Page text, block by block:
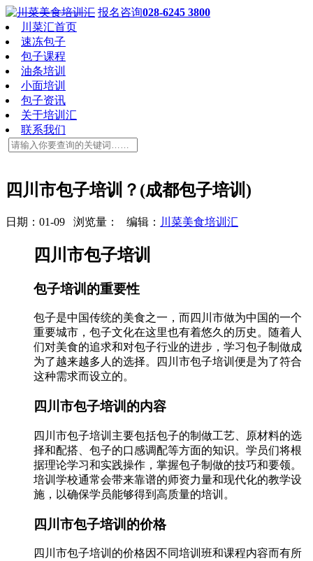
报名咨询028-6245 3800
川菜汇首页
速冻包子
包子课程
油条培训
小面培训
包子资讯
关于培训汇
联系我们
四川市包子培训？(成都包子培训)
日期：01-09 浏览量： 编辑： 川菜美食培训汇
四川市包子培训
包子培训的重要性
包子是中国传统的美食之一，而四川市做为中国的一个
重要城市，包子文化在这里也有着悠久的历史。随着人
们对美食的追求和对包子行业的进步，学习包子制做成
为了越来越多人的选择。四川市包子培训便是为了符合
这种需求而设立的。
四川市包子培训的内容
四川市包子培训主要包括包子的制做工艺、原材料的选
择和配搭、包子的口感调配等方面的知识。学员们将根
据理论学习和实践操作，掌握包子制做的技巧和要领。
培训学校通常会带来靠谱的师资力量和现代化的教学设
施，以确保学员能够得到高质量的培训。
四川市包子培训的价格
四川市包子培训的价格因不同培训班和课程内容而有所